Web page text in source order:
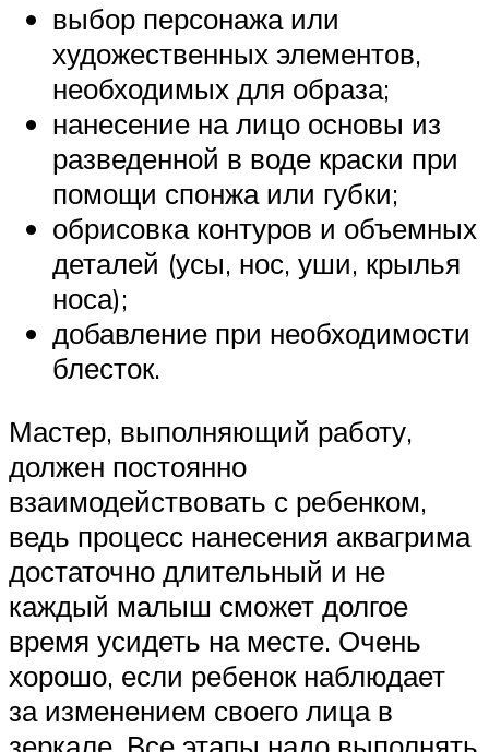
выбор персонажа или
художественных элементов,
необходимых для образа;
нанесение на лицо основы из
разведенной в воде краски при
помощи спонжа или губки;
обрисовка контуров и объемных
деталей (усы, нос, уши, крылья
носа);
добавление при необходимости
блесток.
Мастер, выполняющий работу,
должен постоянно
взаимодействовать с ребенком,
ведь процесс нанесения аквагрима
достаточно длительный и не
каждый малыш сможет долгое
время усидеть на месте. Очень
хорошо, если ребенок наблюдает
за изменением своего лица в